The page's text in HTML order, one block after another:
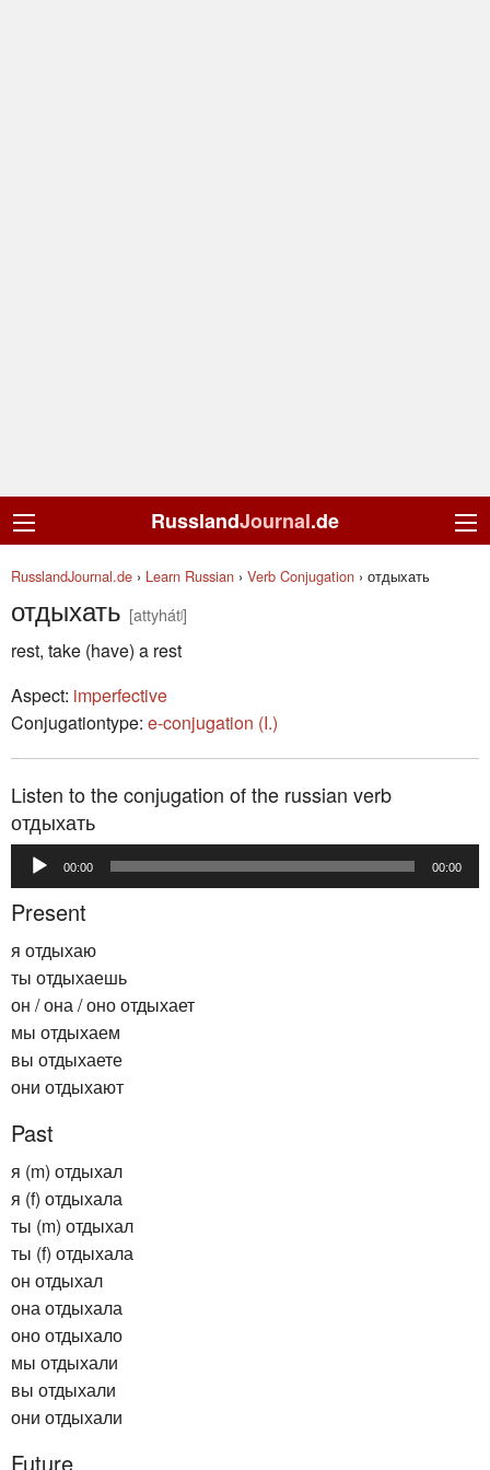
RusslandJournal.de
RusslandJournal.de › Learn Russian › Verb Conjugation › отдыхать
отдыхать [attyhátʲ]
rest, take (have) a rest
Aspect: imperfective
Conjugationtype: e-conjugation (I.)
Listen to the conjugation of the russian verb
отдыхать
Audio
Player
00:00 00:00
Present
я отдыхаю
ты отдыхаешь
он / она / оно отдыхает
мы отдыхаем
вы отдыхаете
они отдыхают
Past
я (m) отдыхал
я (f) отдыхала
ты (m) отдыхал
ты (f) отдыхала
он отдыхал
она отдыхала
оно отдыхало
мы отдыхали
вы отдыхали
они отдыхали
Future